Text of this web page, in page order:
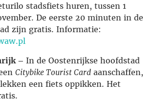
stadsfiets huren, tussen 1
De eerste 20 minuten in de
zijn gratis. Informatie:
– In de Oostenrijkse hoofdstad
Citybike Tourist Card aanschaffen,
een fiets oppikken. Het